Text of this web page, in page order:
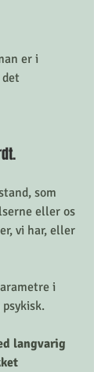
er i
det
som
eller os
vi har, eller
i
langvarig